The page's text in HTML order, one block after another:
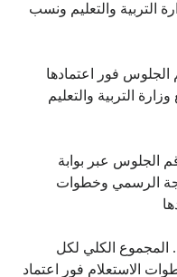
التربية والتعليم ونسب
الثانوية العامة 2026 برقم الجلوس فور اعتمادها
التربية والتعليم
الثانوية الأزهرية 2026 برقم الجلوس عبر بوابة
الرسمي وخطوات
2026 بالدرجات.. المجموع الكلي لكل
الاستعلام فور اعتماد